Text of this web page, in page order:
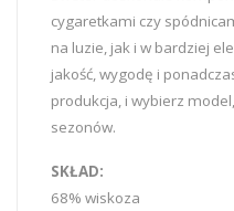
cygaretkami czy
na luzie, jak i w bardziej
jakość, wygodę i
produkcja, i wybierz
sezonów.
SKŁAD:
68% wiskoza